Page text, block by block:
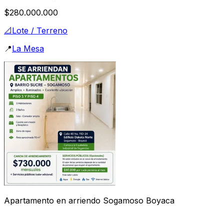
$280.000.000
📐Lote / Terreno
📍La Mesa
Apartamento en arriendo Sogamoso Boyaca